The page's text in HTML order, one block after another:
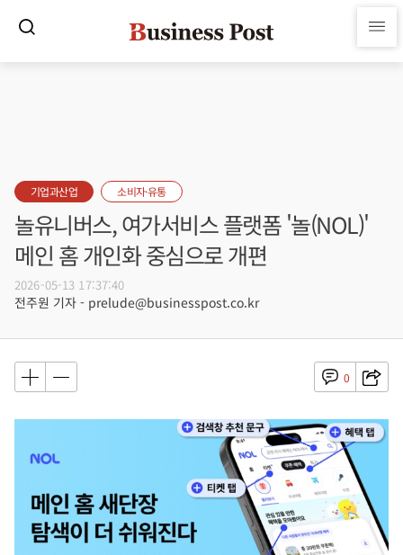
기업과산업 소비자·유통
놀유니버스, 여가서비스 플랫폼 '놀(NOL)'
메인 홈 개인화 중심으로 개편
2026-05-13 17:37:40
전주원 기자 - prelude@businesspost.co.kr
0